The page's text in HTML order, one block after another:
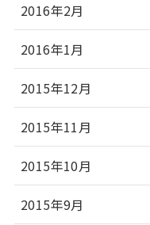
2016年2月
2016年1月
2015年12月
2015年11月
2015年10月
2015年9月